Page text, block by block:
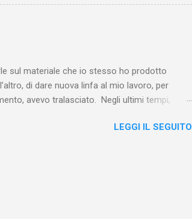
un quadro davvero sconsolante:
classista, e al suo vertice c’era una
delle classi subalterne. Non era
persone che abitavano nell’East End e
sul materiale che io stesso ho prodotto
di dare nuova linfa al mio lavoro, per
avevo tralasciato. Negli ultimi tempi,
ho già realizzato nel corso del tempo e che
LEGGI IL SEGUITO